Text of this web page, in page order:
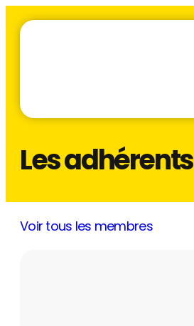
Les adhérents
Voir tous les membres